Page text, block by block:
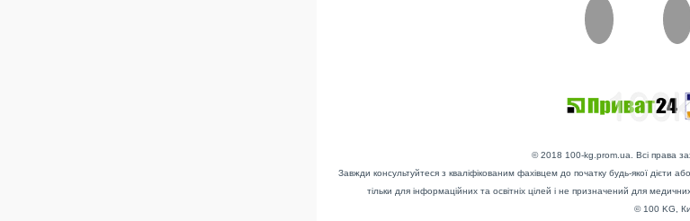
© 2018 100-kg.prom.ua. Всі права
Завжди консультуйтеся з кваліфікованим фахівцем до початку будь-якої
тільки для інформаційних та освітніх цілей і не призначений для
© 100 KG,